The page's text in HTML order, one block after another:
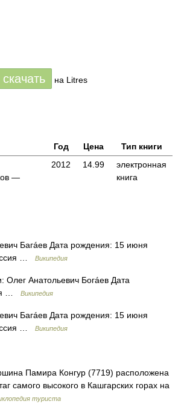
скачать на Litres
Год Цена
Тип книги
—
2012 14.99
электронная
книга
Багáев Дата рождения: 15 июня
…
Википедия
Анатольевич Богáев Дата
…
Википедия
Багáев Дата рождения: 15 июня
…
Википедия
Памира Конгур (7719) расположена
самого высокого в Кашгарских горах на
туриста